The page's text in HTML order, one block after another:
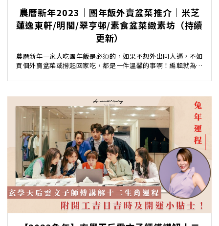
農曆新年2023｜團年飯外賣盆菜推介｜米芝
蓮逸東軒/明閣/翠亨邨/素食盆菜緻素坊（持續
更新）
農曆新年一家人吃團年飯是必須的，如果不想外出同人逼，不如
買個外賣盆菜或撈起回家吃，都是一件溫馨的事啊！編輯就為大